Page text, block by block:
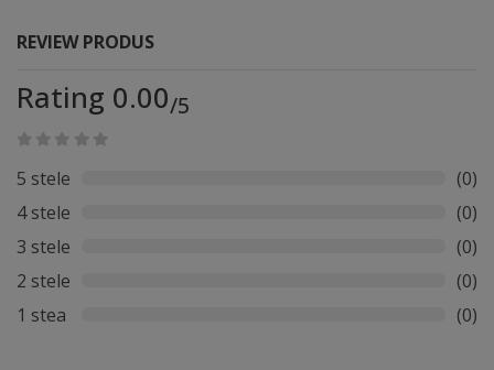
REVIEW PRODUS
Rating 0.00/5
5 stele
(0)
4 stele
(0)
3 stele
(0)
2 stele
(0)
1 stea
(0)